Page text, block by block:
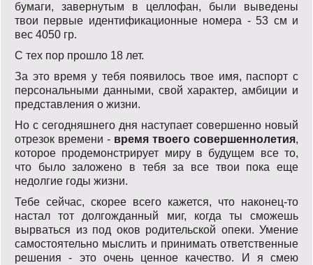
бумаги, завернутым в целлофан, были выведены
твои первые идентификационные номера - 53 см и
вес 4050 гр.
С тех пор прошло 18 лет.
За это время у тебя появилось твое имя, паспорт с
персональными данными, свой характер, амбиции и
представления о жизни.
Но с сегодняшнего дня наступает совершенно новый
отрезок времени - время твоего совершеннолетия,
которое продемонстрирует миру в будущем все то,
что было заложено в тебя за все твои пока еще
недолгие годы жизни.
Тебе сейчас, скорее всего кажется, что наконец-то
настал тот долгожданный миг, когда ты сможешь
вырваться из под оков родительской опеки. Умение
самостоятельно мыслить и принимать ответственные
решения - это очень ценное качество. И я смею